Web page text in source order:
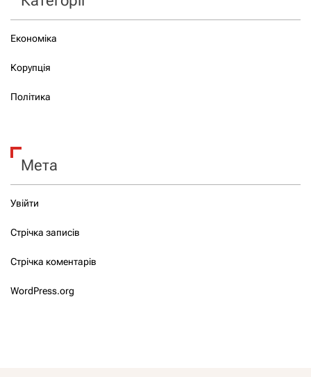
Економіка
Корупція
Політика
Мета
Увійти
Стрічка записів
Стрічка коментарів
WordPress.org